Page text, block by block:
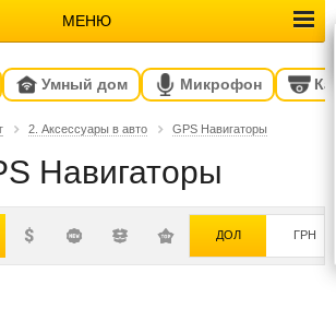
МЕНЮ
Умный дом Микрофон
2. Аксессуары в авто GPS Навигаторы
Навигаторы
ДОЛ ГРН